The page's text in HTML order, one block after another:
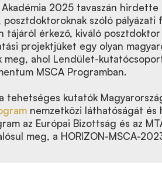
2025 tavaszán hirdette
posztdoktoroknak szóló pályázati
tájáról érkező, kiváló
projektjüket egy olyan
meg, ahol Lendület-
MSCA Programban.
tehetséges kutatók
nemzetközi láthatóságát és
az Európai Bizottság és az
meg, a HORIZON-MSCA-